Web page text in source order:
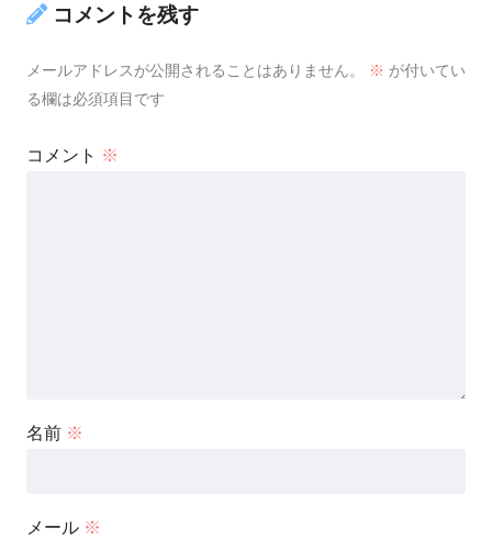
コメントを残す
メールアドレスが公開されることはありません。 ※ が付いてい
る欄は必須項目です
コメント ※
名前 ※
メール ※